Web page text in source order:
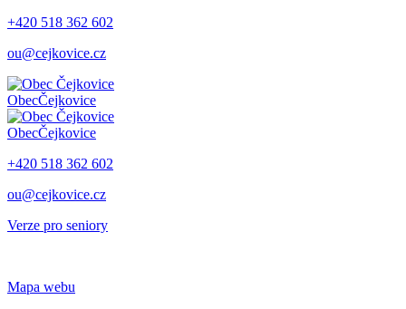
+420 518 362 602
ou@cejkovice.cz
ObecČejkovice
ObecČejkovice
+420 518 362 602
ou@cejkovice.cz
Verze pro seniory
Mapa webu